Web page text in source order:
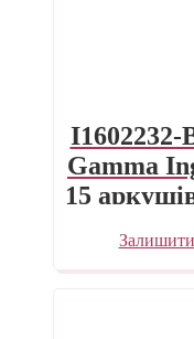
I1602232-
Gamma
15
Залишити